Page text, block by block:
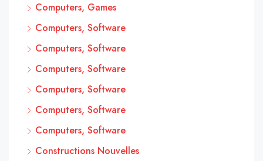
Computers, Games
Computers, Software
Computers, Software
Computers, Software
Computers, Software
Computers, Software
Computers, Software
Constructions Nouvelles